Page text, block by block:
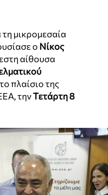
τη μικρομεσαία
ο Νίκος
αίθουσα
πλαίσιο της
τηνΤετάρτη 8